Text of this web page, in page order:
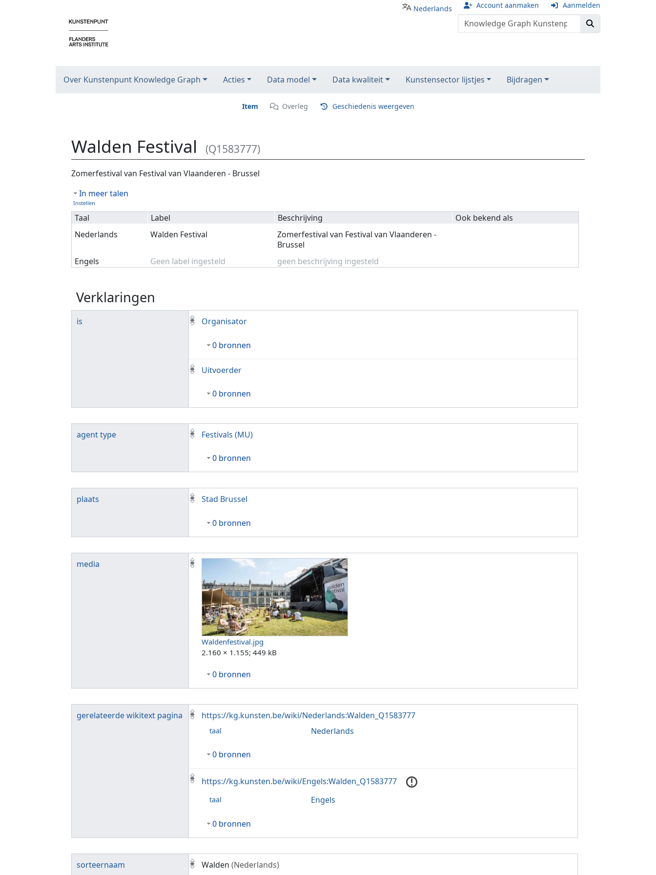
Nederlands Account aanmaken Aanmelden
Over Kunstenpunt Knowledge Graph Acties Data model Data kwaliteit Kunstensector lijstjes Bijdragen
Item Overleg Geschiedenis weergeven
Walden Festival (Q1583777)
Ga naar:navigatie, zoeken
Zomerfestival van Festival van Vlaanderen - Brussel
In meer talen
Instellen
Taal Label Beschrijving
Ook bekend als
Nederlands
Walden Festival
Zomerfestival van Festival van Vlaanderen -
Brussel
Engels
Geen label ingesteld geen beschrijving ingesteld
Verklaringen
is Organisator
0 bronnen
Uitvoerder
0 bronnen
agent type Festivals (MU)
0 bronnen
plaats Stad Brussel
0 bronnen
media
Waldenfestival.jpg
2.160 × 1.155; 449 kB
0 bronnen
gerelateerde wikitext pagina https://kg.kunsten.be/wiki/Nederlands:Walden_Q1583777
taal Nederlands
0 bronnen
https://kg.kunsten.be/wiki/Engels:Walden_Q1583777
taal Engels
0 bronnen
sorteernaam Walden (Nederlands)